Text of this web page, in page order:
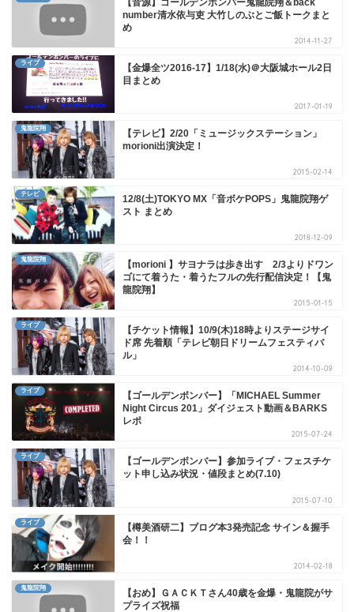
number清水依与吏 大竹しのぶとご飯トークまと
め
2014-11-27
ライブ
【金爆全ツ2016-17】1/18(水)＠大阪城ホール2日
目まとめ
2017-01-19
鬼龍院翔
【テレビ】2/20「ミュージックステーション」
morioni出演決定！
2015-02-14
テレビ
12/8(土)TOKYO MX「音ボケPOPS」鬼龍院翔ゲ
スト まとめ
2018-12-09
鬼龍院翔
【morioni 】サヨナラは歩き出す 2/3よりドワン
ゴにて着うた・着うたフルの先行配信決定！【鬼
龍院翔】
2015-01-15
ライブ
【チケット情報】10/9(木)18時よりステージサイ
ド席 先着順「テレビ朝日ドリームフェスティバ
ル」
2014-10-09
ライブ
【ゴールデンボンバー】「MICHAEL Summer
Night Circus 201」ダイジェスト動画＆BARKS
レポ
2015-07-24
ライブ
【ゴールデンボンバー】参加ライブ・フェスチケ
ット申し込み状況・値段まとめ(7.10)
2015-07-10
ライブ
【樽美酒研二】ブログ本3発売記念 サイン＆握手
会！！
2014-02-18
鬼龍院翔
【おめ】ＧＡＣＫＴさん40歳を金爆・鬼龍院がサ
プライズ祝福